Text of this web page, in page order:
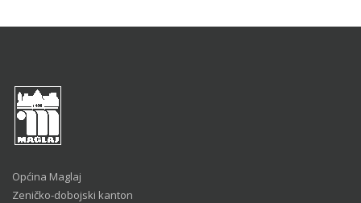
Općina Maglaj
Zeničko-dobojski kanton